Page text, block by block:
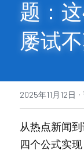
免费
题：
屡试
2025年11月12日 ·
从热点新闻
四个公式实